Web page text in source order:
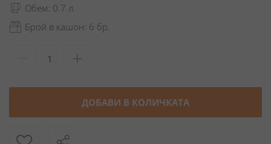
Обем: 0.7 л.
Брой в кашон: 6 бр.
ДОБАВИ В КОЛИЧКАТА